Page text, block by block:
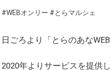
#WEBオンリー #とらマルシェ
日ごろより「とらのあな
2020年よりサービスを提供